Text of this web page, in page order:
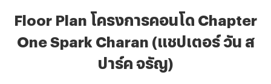
Floor Plan โครงการคอนโด Chapter
One Spark Charan (แชปเตอร์ วัน ส
ปาร์ค จรัญ)